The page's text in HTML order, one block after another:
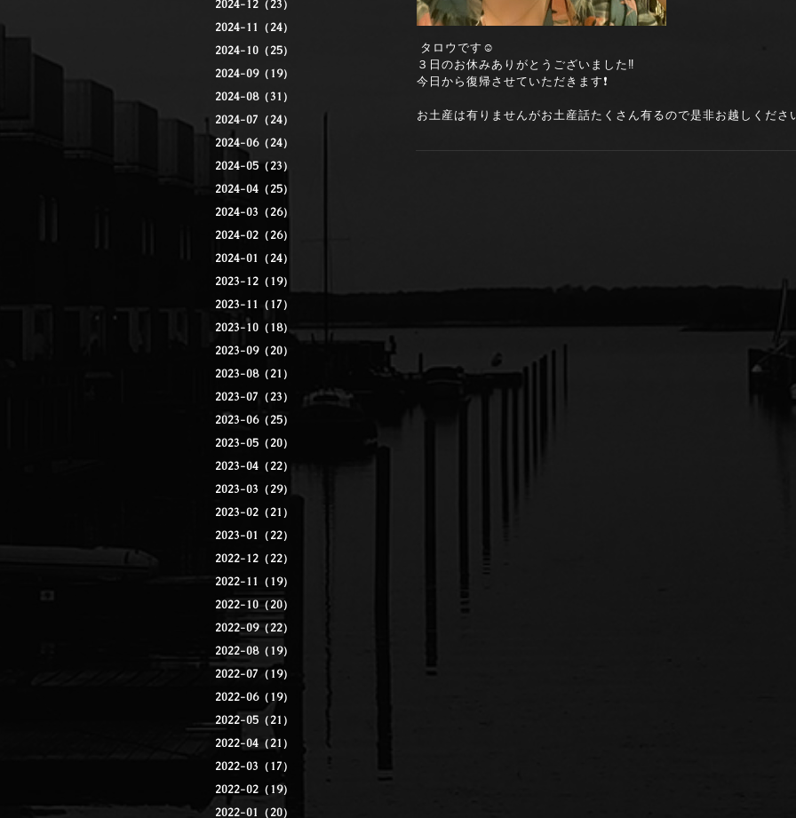
2024-12（23）
2024-11（24）
2024-10（25）
2024-09（19）
2024-08（31）
2024-07（24）
2024-06（24）
2024-05（23）
2024-04（25）
2024-03（26）
2024-02（26）
2024-01（24）
2023-12（19）
2023-11（17）
2023-10（18）
2023-09（20）
2023-08（21）
2023-07（23）
2023-06（25）
2023-05（20）
2023-04（22）
2023-03（29）
2023-02（21）
2023-01（22）
2022-12（22）
2022-11（19）
2022-10（20）
2022-09（22）
2022-08（19）
2022-07（19）
2022-06（19）
2022-05（21）
2022-04（21）
2022-03（17）
2022-02（19）
2022-01（20）
タロウです☺️
３日のお休みありがとうございました‼️
今日から復帰させていただきます❗
お土産は有りませんがお土産話たくさん有るので是非お越しくださ